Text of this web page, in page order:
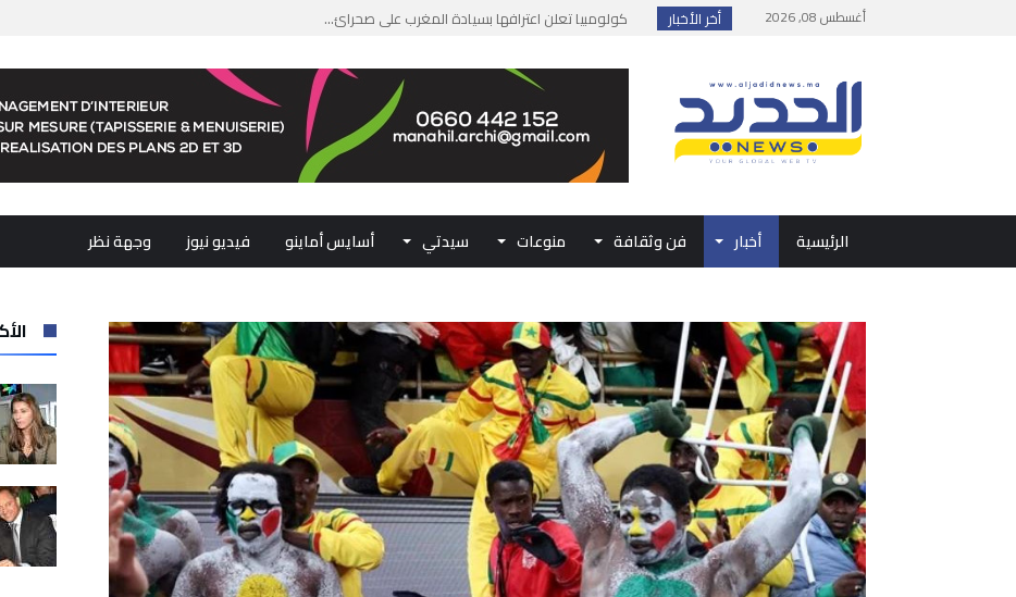
أغسطس 08, 2026 أخر الأخبار
يوسف التازي يحقق إنجازًا تاريخيًا ببلوغ قمة &#...
وزارة الداخلية: معلومات مضللة وشبكات الاتجار ب...
بلاغ من الديوان الملكي...
الرئيسية أخبار فن وثقافة منوعات سيدتي أسايس أماينو فيديو نيوز وجهة نظر